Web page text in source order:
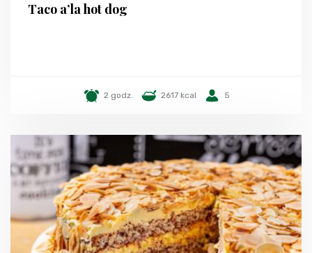
Taco a’la hot dog
2 godz. 2617 kcal 5